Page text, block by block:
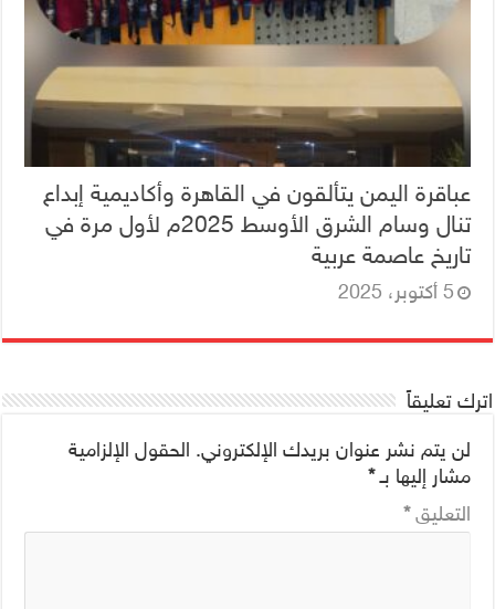
عباقرة اليمن يتألقون في القاهرة وأكاديمية إبداع
تنال وسام الشرق الأوسط 2025م لأول مرة في
تاريخ عاصمة عربية
5 أكتوبر، 2025
اترك تعليقاً
لن يتم نشر عنوان بريدك الإلكتروني. الحقول الإلزامية
مشار إليها بـ*
التعليق*